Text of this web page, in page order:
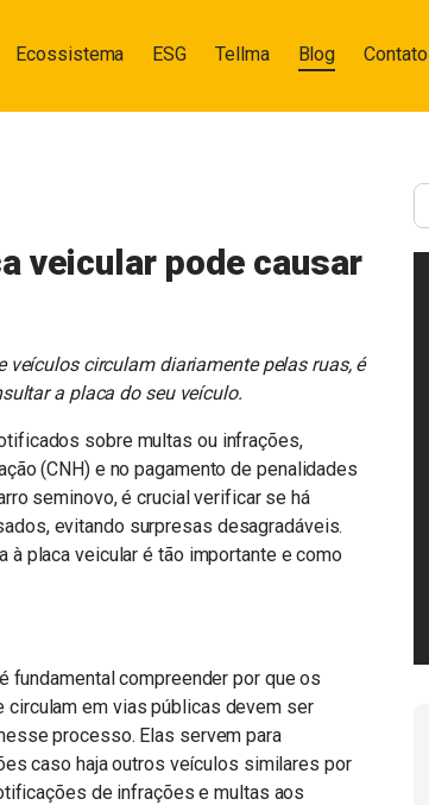
Ecossistema ESG Tellma Blog Contato
veicular pode causar
circulam diariamente pelas ruas, é
a placa do seu veículo.
sobre multas ou infrações,
(CNH) e no pagamento de penalidades
seminovo, é crucial verificar se há
evitando surpresas desagradáveis.
placa veicular é tão importante e como
fundamental compreender por que os
em vias públicas devem ser
processo. Elas servem para
caso haja outros veículos similares por
de infrações e multas aos